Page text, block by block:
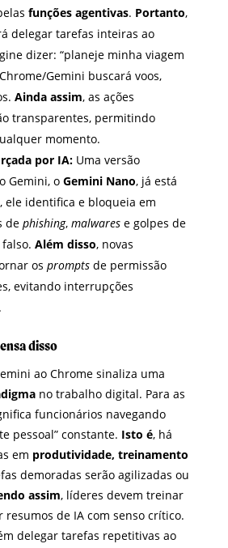
funções agentivas. Portanto,
delegar tarefas inteiras ao
dizer: “planeje minha viagem
Gemini buscará voos,
Ainda assim, as ações
transparentes, permitindo
momento.
por IA: Uma versão
Gemini, oGemini Nano, já está
, ele identifica e bloqueia em
dephishing,malwares e golpes de
falso.Além disso, novas
osprompts de permissão
evitando interrupções
disso
ao Chrome sinaliza uma
no trabalho digital. Para as
funcionários navegando
pessoal” constante. Isto é, há
em produtividade, treinamento
demoradas serão agilizadas ou
assim, líderes devem treinar
de IA com senso crítico.
delegar tarefas repetitivas ao